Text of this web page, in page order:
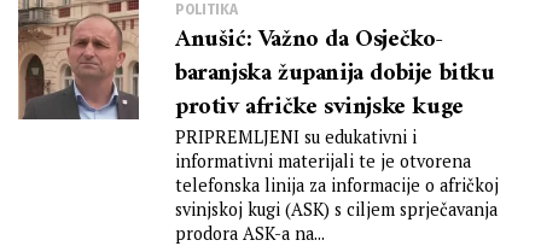
POLITIKA
Anušić: Važno da Osječko-
baranjska županija dobije bitku
protiv afričke svinjske kuge
PRIPREMLJENI su edukativni i
informativni materijali te je otvorena
telefonska linija za informacije o afričkoj
svinjskoj kugi (ASK) s ciljem sprječavanja
prodora ASK-a na...